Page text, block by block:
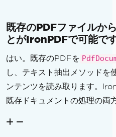
既存のPDFファイルか
とがIronPDFで可能で
はい。既存のPDFを
し、テキスト抽出メソッドを
ンテンツを読み取ります。
既存ドキュメントの処理の両